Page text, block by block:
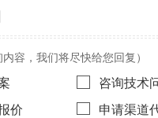
内容，我们将尽快给您回复）
咨询技术
价
申请渠道